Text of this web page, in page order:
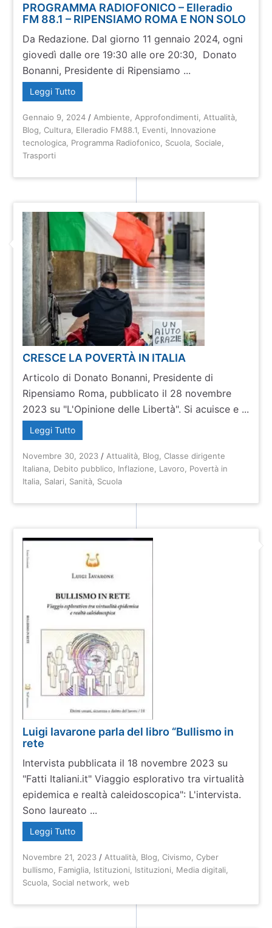
PROGRAMMA RADIOFONICO – Elleradio
FM 88.1 – RIPENSIAMO ROMA E NON SOLO
Da Redazione. Dal giorno 11 gennaio 2024, ogni
giovedì dalle ore 19:30 alle ore 20:30, Donato
Bonanni, Presidente di Ripensiamo ...
Leggi Tutto
Gennaio 9, 2024 / Ambiente Approfondimenti Attualità
Blog ,Cultura Elleradio FM88.1 Eventi
Innovazione
tecnologica Programma Radiofonico Scuola Sociale
Trasporti
CRESCE LA POVERTÀ IN ITALIA
Articolo di Donato Bonanni, Presidente di
Ripensiamo Roma, pubblicato il 28 novembre
2023 su "L'Opinione delle Libertà". Si acuisce e ...
Leggi Tutto
Novembre 30, 2023 / Attualità Blog ,Classe dirigente
Italiana Debito pubblico Inflazione Lavoro
Povertà in
Italia Salari Sanità Scuola
Luigi Iavarone parla del libro “Bullismo in
rete
Intervista pubblicata il 18 novembre 2023 su
"Fatti Italiani.it" Viaggio esplorativo tra virtualità
epidemica e realtà caleidoscopica": L'intervista.
Sono laureato ...
Leggi Tutto
Novembre 21, 2023 / Attualità Blog ,Civismo ,Cyber
bullismo
Famiglia Istituzioni Istituzioni Media digitali
Scuola Social network ,web